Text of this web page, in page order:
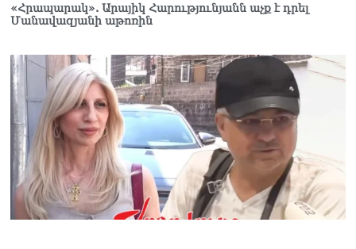
«Հրապարակ». Արայիկ Հարությունյանն աչք է դրել
Մանավազյանի աթոռին